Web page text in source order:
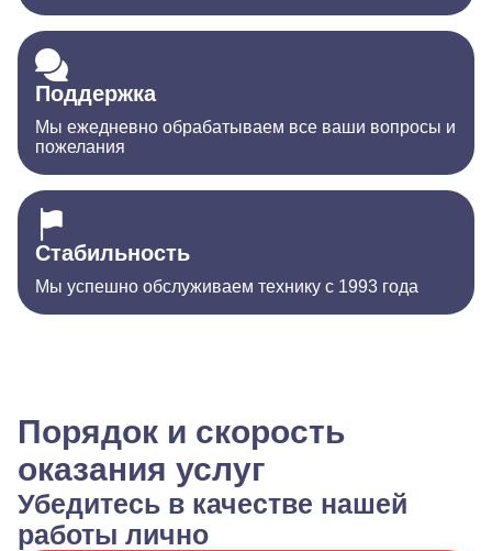
Поддержка
Мы ежедневно обрабатываем все ваши вопросы и
пожелания
Стабильность
Мы успешно обслуживаем технику с 1993 года
Порядок и скорость
оказания услуг
Убедитесь в качестве нашей
работы лично